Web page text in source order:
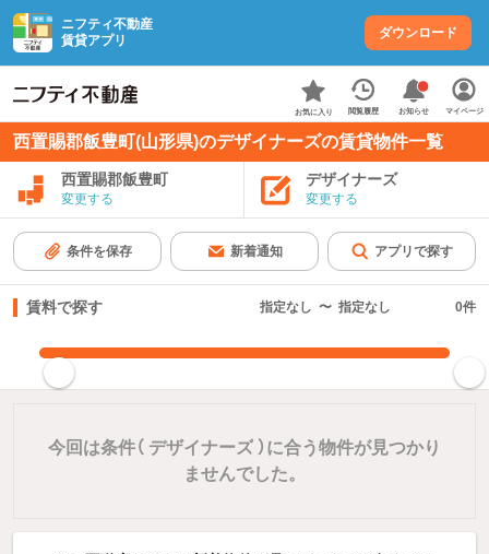
ニフティ不動産
賃貸アプリ
ダウンロード
お気に入り 閲覧履歴 お知らせ マイページ
西置賜郡飯豊町(山形県)のデザイナーズの賃貸物件一覧
西置賜郡飯豊町
変更する
デザイナーズ
変更する
条件を保存 新着通知 アプリで探す
賃料で探す 指定なし 〜 指定なし 0件
今回は条件（ デザイナーズ ）に合う物件が見つかり
ませんでした。